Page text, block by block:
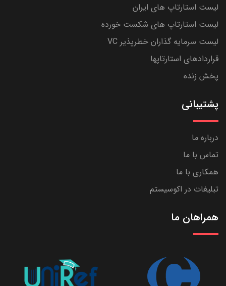
لیست استارتاپ های ایران
لیست استارتاپ های شکست خورده
لیست سرمایه گذاران خطرپذیر VC
قراردادهای استارتاپها
پخش زنده
پشتیبانی
درباره ما
تماس با ما
همکاری با ما
تبلیغات در اکوسیستم
همراهان ما